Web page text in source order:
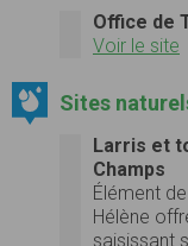
Office de
Voir le site
Sites
Larris et
Champs
Élément
Hélène
saisissant